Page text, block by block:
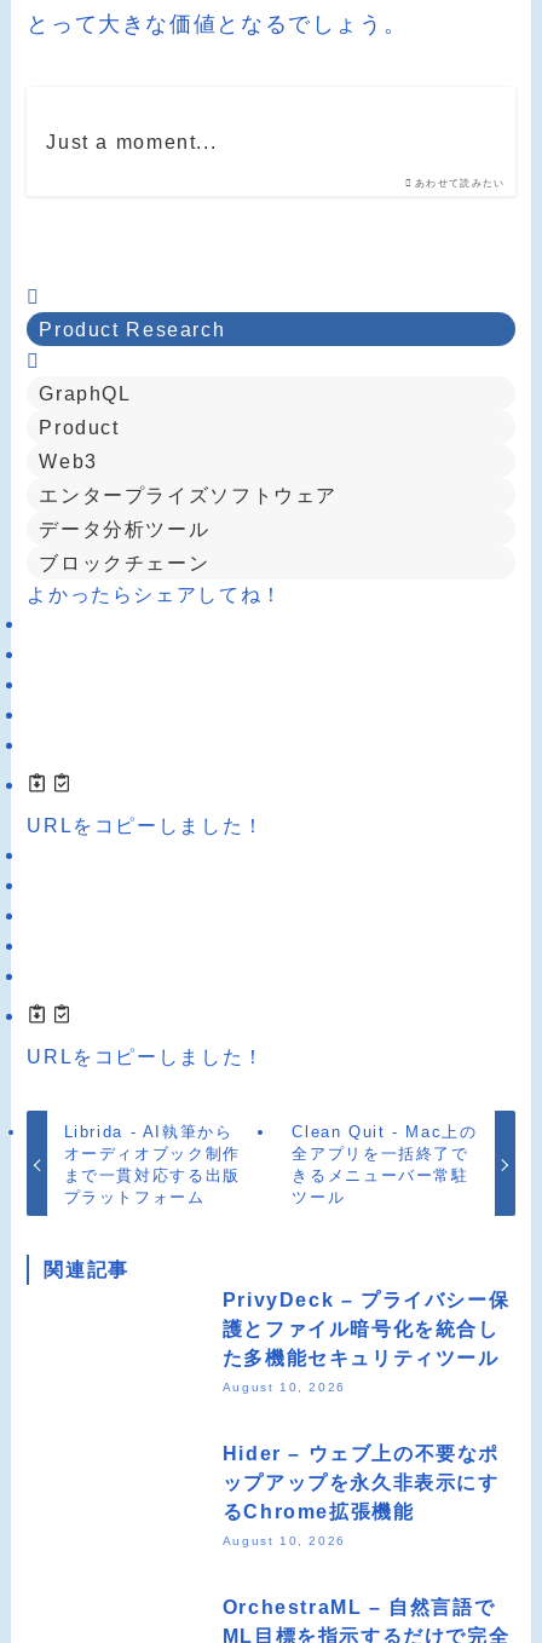
とって大きな価値となるでしょう。
あわせて読みたい
Just a moment...
Product Research
GraphQL
Product
Web3
エンタープライズソフトウェア
データ分析ツール
ブロックチェーン
よかったらシェアしてね！
URLをコピーしました！
URLをコピーしました！
Librida - AI執筆から
オーディオブック制作
まで一貫対応する出版
プラットフォーム
Clean Quit - Mac上の
全アプリを一括終了で
きるメニューバー常駐
ツール
関連記事
PrivyDeck – プライバシー保
護とファイル暗号化を統合し
た多機能セキュリティツール
August 10, 2026
Hider – ウェブ上の不要なポ
ップアップを永久非表示にす
るChrome拡張機能
August 10, 2026
OrchestraML – 自然言語で
ML目標を指示するだけで完全